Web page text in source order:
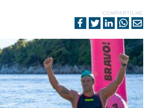
COMPARTILHE